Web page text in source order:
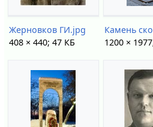
Жерновков ГИ.jpg
408 × 440; 47 КБ
1200 ×